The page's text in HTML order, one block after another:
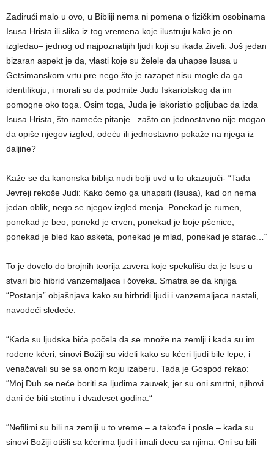
Zadirući malo u ovo, u Bibliji nema ni pomena o fizičkim osobinama
Isusa Hrista ili slika iz tog vremena koje ilustruju kako je on
izgledao– jednog od najpoznatijih ljudi koji su ikada živeli. Još jedan
bizaran aspekt je da, vlasti koje su želele da uhapse Isusa u
Getsimanskom vrtu pre nego što je razapet nisu mogle da ga
identifikuju, i morali su da podmite Judu Iskariotskog da im
pomogne oko toga. Osim toga, Juda je iskoristio poljubac da izda
Isusa Hrista, što nameće pitanje– zašto on jednostavno nije mogao
da opiše njegov izgled, odeću ili jednostavno pokaže na njega iz
daljine?
Kaže se da kanonska biblija nudi bolji uvd u to ukazujući- “Tada
Jevreji rekoše Judi: Kako ćemo ga uhapsiti (Isusa), kad on nema
jedan oblik, nego se njegov izgled menja. Ponekad je rumen,
ponekad je beo, ponekd je crven, ponekad je boje pšenice,
ponekad je bled kao asketa, ponekad je mlad, ponekad je starac…“
To je dovelo do brojnih teorija zavera koje spekulišu da je Isus u
stvari bio hibrid vanzemaljaca i čoveka. Smatra se da knjiga
“Postanja” objašnjava kako su hirbridi ljudi i vanzemaljaca nastali,
navodeći sledeće:
“Kada su ljudska bića počela da se množe na zemlji i kada su im
rođene kćeri, sinovi Božiji su videli kako su kćeri ljudi bile lepe, i
venačavali su se sa onom koju izaberu. Tada je Gospod rekao:
“Moj Duh se neće boriti sa ljudima zauvek, jer su oni smrtni, njihovi
dani će biti stotinu i dvadeset godina.“
“Nefilimi su bili na zemlji u to vreme – a takođe i posle – kada su
sinovi Božiji otišli sa kćerima ljudi i imali decu sa njima. Oni su bili